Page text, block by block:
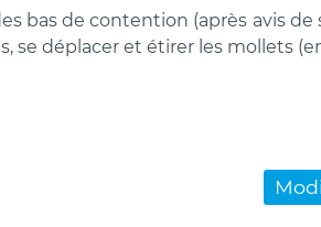
bas de contention (après avis
se déplacer et étirer les mollets